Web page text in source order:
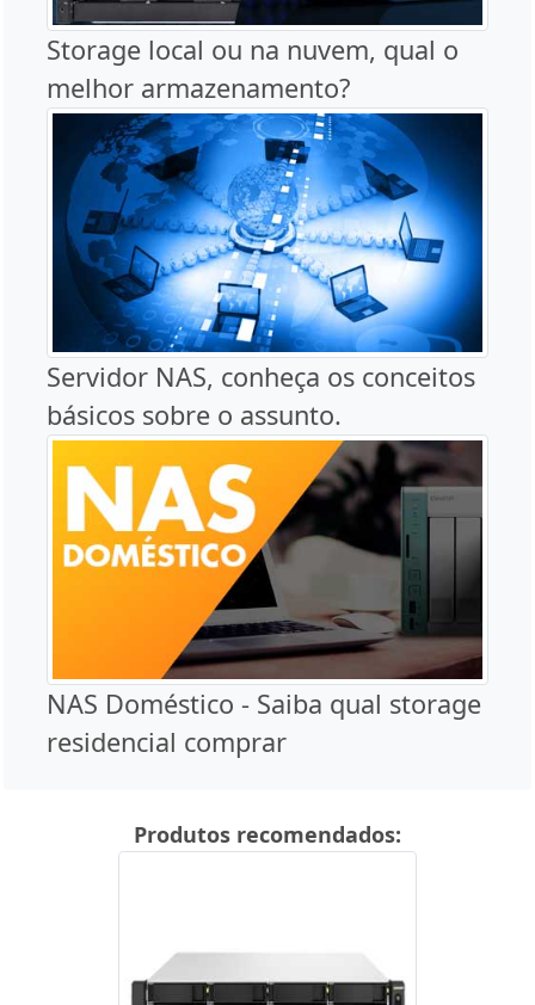
Storage local ou na nuvem, qual o
melhor armazenamento?
Servidor NAS, conheça os conceitos
básicos sobre o assunto.
NAS Doméstico - Saiba qual storage
residencial comprar
Produtos recomendados: